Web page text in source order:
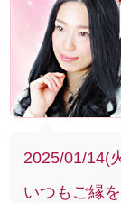
2025/01/14(
いつもご縁